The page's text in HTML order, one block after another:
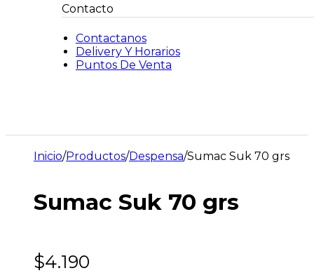
Contacto
Contactanos
Delivery Y Horarios
Puntos De Venta
Inicio/Productos/Despensa/Sumac Suk 70 grs
Sumac Suk 70 grs
$4.190